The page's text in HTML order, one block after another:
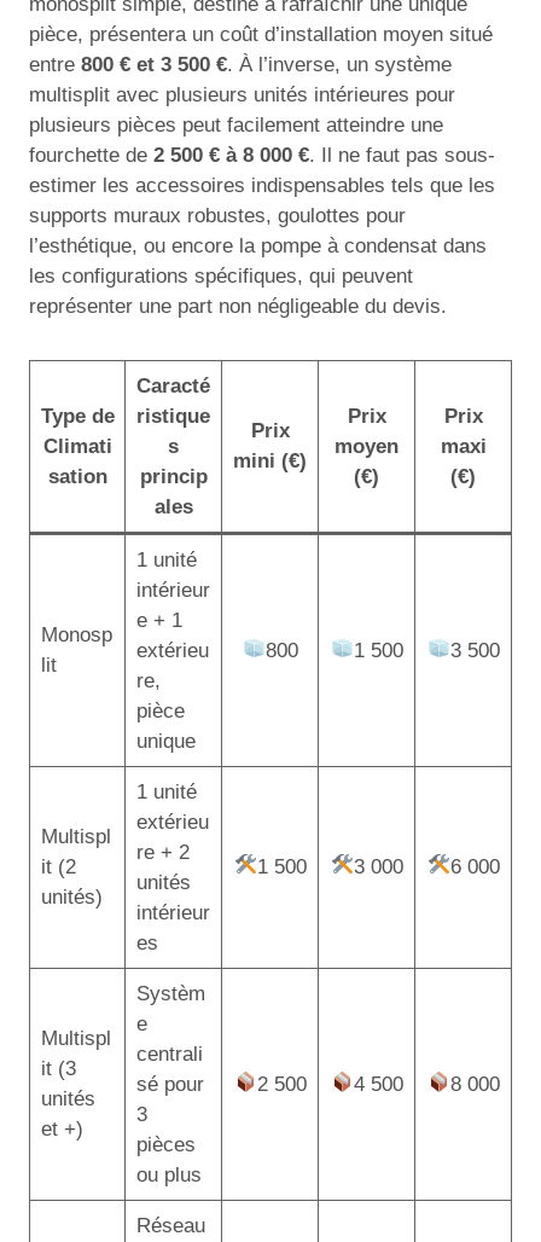
pièce, présentera un coût d’installation moyen situé
entre 800 € et 3 500 €. À l’inverse, un système
multisplit avec plusieurs unités intérieures pour
plusieurs pièces peut facilement atteindre une
fourchette de 2 500 € à 8 000 €. Il ne faut pas sous-
estimer les accessoires indispensables tels que les
supports muraux robustes, goulottes pour
l’esthétique, ou encore la pompe à condensat dans
les configurations spécifiques, qui peuvent
représenter une part non négligeable du devis.
Type de
Climati
sation
Caracté
ristique
s
princip
ales
Prix
mini (€)
Prix
moyen
(€)
Prix
maxi
(€)
Monosp
lit
1 unité
intérieur
e + 1
extérieu
re,
pièce
unique
800 1 500 3 500
Multispl
it (2
unités)
1 unité
extérieu
re + 2
unités
intérieur
es
1 500 3 000 6 000
Multispl
it (3
unités
et +)
Systèm
e
centrali
sé pour
3
pièces
ou plus
2 500 4 500 8 000
Réseau